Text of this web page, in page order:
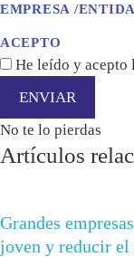
EMPRESA /
ACEPTO
He leído y acepto
ENVIAR
No te lo pierdas
Artículos
Grandes
joven y reducir el